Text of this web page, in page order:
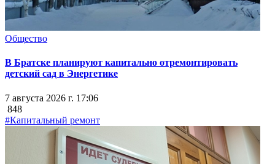
Общество
В Братске планируют капитально отремонтировать
детский сад в Энергетике
7 августа 2026 г. 17:06
848
#Капитальный ремонт